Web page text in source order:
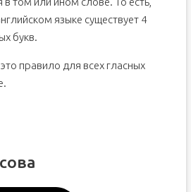
языке существует 4
букв.
правило для всех гласных